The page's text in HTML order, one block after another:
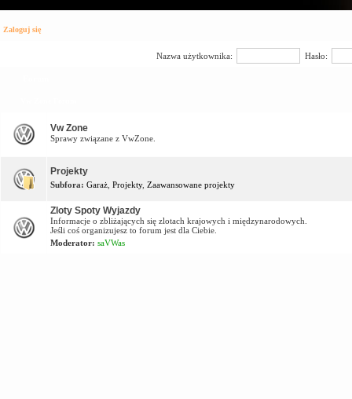
Zaloguj się
Nazwa użytkownika: Hasło:
Vw Zone
Sprawy związane z VwZone.
Projekty
Subfora: Garaż Projekty, Zaawansowane projekty
Zloty Spoty Wyjazdy
Informacje o zbliżających się zlotach krajowych i międzynarodowych.
Jeśli coś organizujesz to forum jest dla Ciebie.
Moderator: saVWas